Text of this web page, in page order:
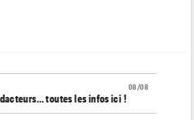
08/08
toutes les infos ici !